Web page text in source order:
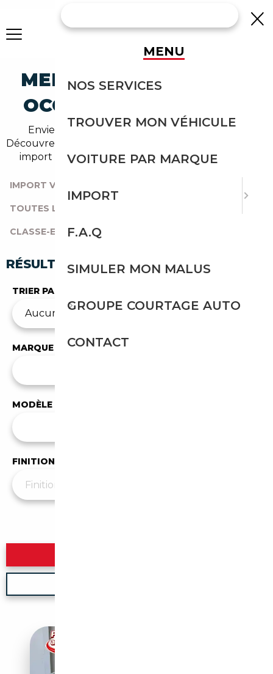
MERCEDES-BENZ E-250
OCCASION EN IMPORT
Envie d'acheter une e-250 au meilleur prix ?
Découvrez un grand choix d'annonces disponibles en
import avec l'accompagnement Courtage Auto.
IMPORT VOITURE
TOUTES LES OCCASIONS
CLASSE-E E-250
RÉSULTATS DE VOTRE RECHERCHE
TRIER PAR
MARQUE
MODÈLE
FINITION
MENU
NOS SERVICES
TROUVER MON VÉHICULE
VOITURE PAR MARQUE
IMPORT
F.A.Q
SIMULER MON MALUS
GROUPE COURTAGE AUTO
CONTACT